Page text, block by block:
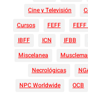
Cine y Televisión
Cursos
FEFF
IBFF
ICN IFBB
Miscelanea
Necrológicas
NPC Worldwide
OCB